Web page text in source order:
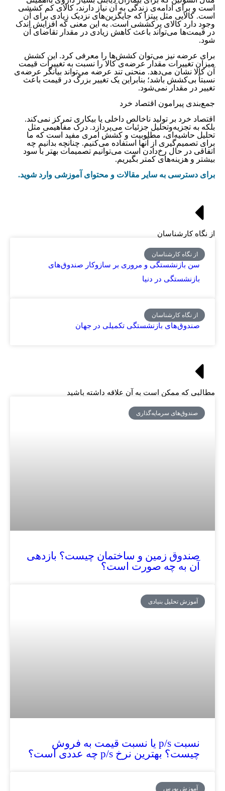
است و برای ادامه‌ی زندگی به آن نیاز دارند، کالای کم کششی
است. کالایی مثل پیتزا که جایگزین‌های نزدیک زیادی برای آن
وجود دارد کالای پرکششی است. به این معنی که افزایش اندک
در قیمت‌ها می‌تواند باعث کاهش زیادی در مقدار تقاضای آن
شود.
برای عرضه نیز می‌توان کشش‌ها را معرفی کرد. این کشش
میزان تغییرات مقدار عرضه‌ی کالا را نسبت به تغییرات قیمت
آن کالا نشان می‌دهد. منحنی تند عرضه می‌تواند بیانگر عرضه‌‌‌‌‌‌‌‌‌‌‌‌‌‌‌‌‌‌‌‌‌‌‌‌‌‌‌‌‌‌‌‌‌‌‌‌‌‌‌‌‌‌‌‌‌‌‌‌‌ی
نسبتاً بی‌‌‌‌‌‌‌‌‌‌‌‌‌‌‌‌‌‌‌‌‌‌‌‌‌‌‌‌‌‌‌‌‌‌‌‌‌‌‌‌‌‌‌‌‌‌‌‌‌کشش باشد؛ بنابراین یک تغییر بزرگ در قیمت باعث
تغییر در مقدار نمی‌شود.
جمع‌بندی پیرامون اقتصاد خرد
اقتصاد خرد بر تولید ناخالص داخلی یا بیکاری تمرکز نمی‌کند.
بلکه به تجزیه‌وتحلیل جزئیات می‌پردازد. درک مفاهیمی مثل
تحلیل حاشیه‌ای، مطلوبیت و کشش امری مفید است که ما
برای تصمیم‌گیری از آنها استفاده می‌کنیم. چنانچه بدانیم چه
اتفاقی در حال رخ‌دادن است می‌توانیم تصمیمات بهتر با سود
بیشتر و هزینه‌های کمتر بگیریم.
برای دسترسی به سایر مقالات و محتوای آموزشی وارد شوید.
از نگاه کارشناسان
از نگاه کارشناسان
سن بازنشستگی و مروری بر سازوکار صندوق‌های
بازنشستگی در دنیا
از نگاه کارشناسان
صندوق‌های بازنشستگی تکمیلی در جهان
مطالبی که ممکن است به آن علاقه داشته باشید
صندوق‌های سرمایه‌گذاری
صندوق زمین و ساختمان چیست؟ بازدهی
آن‌ به چه صورت است؟
آموزش تحلیل بنیادی
نسبت p/s یا نسبت قیمت به فروش
چیست؟ بهترین نرخ p/s چه عددی است؟
آموزش بورس